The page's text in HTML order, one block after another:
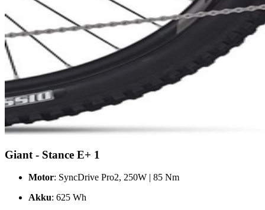
Giant - Stance E+ 1
Motor: SyncDrive Pro2, 250W | 85 Nm
Akku: 625 Wh